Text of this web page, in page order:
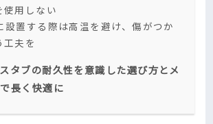
使用しない
設置する際は高温を避け、傷がつか
工夫を
タブの耐久性を意識した選び方とメ
長く快適に